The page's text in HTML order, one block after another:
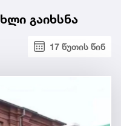
გაიხსნა
17 წუთის წინ